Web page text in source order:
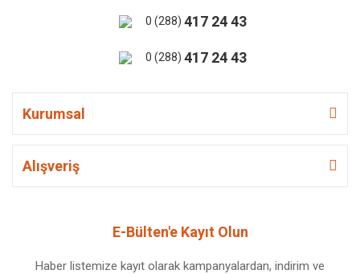
0 (288) 417 24 43
0 (288) 417 24 43
Kurumsal
Alışveriş
E-Bülten'e Kayıt Olun
Haber listemize kayıt olarak kampanyalardan, indirim ve